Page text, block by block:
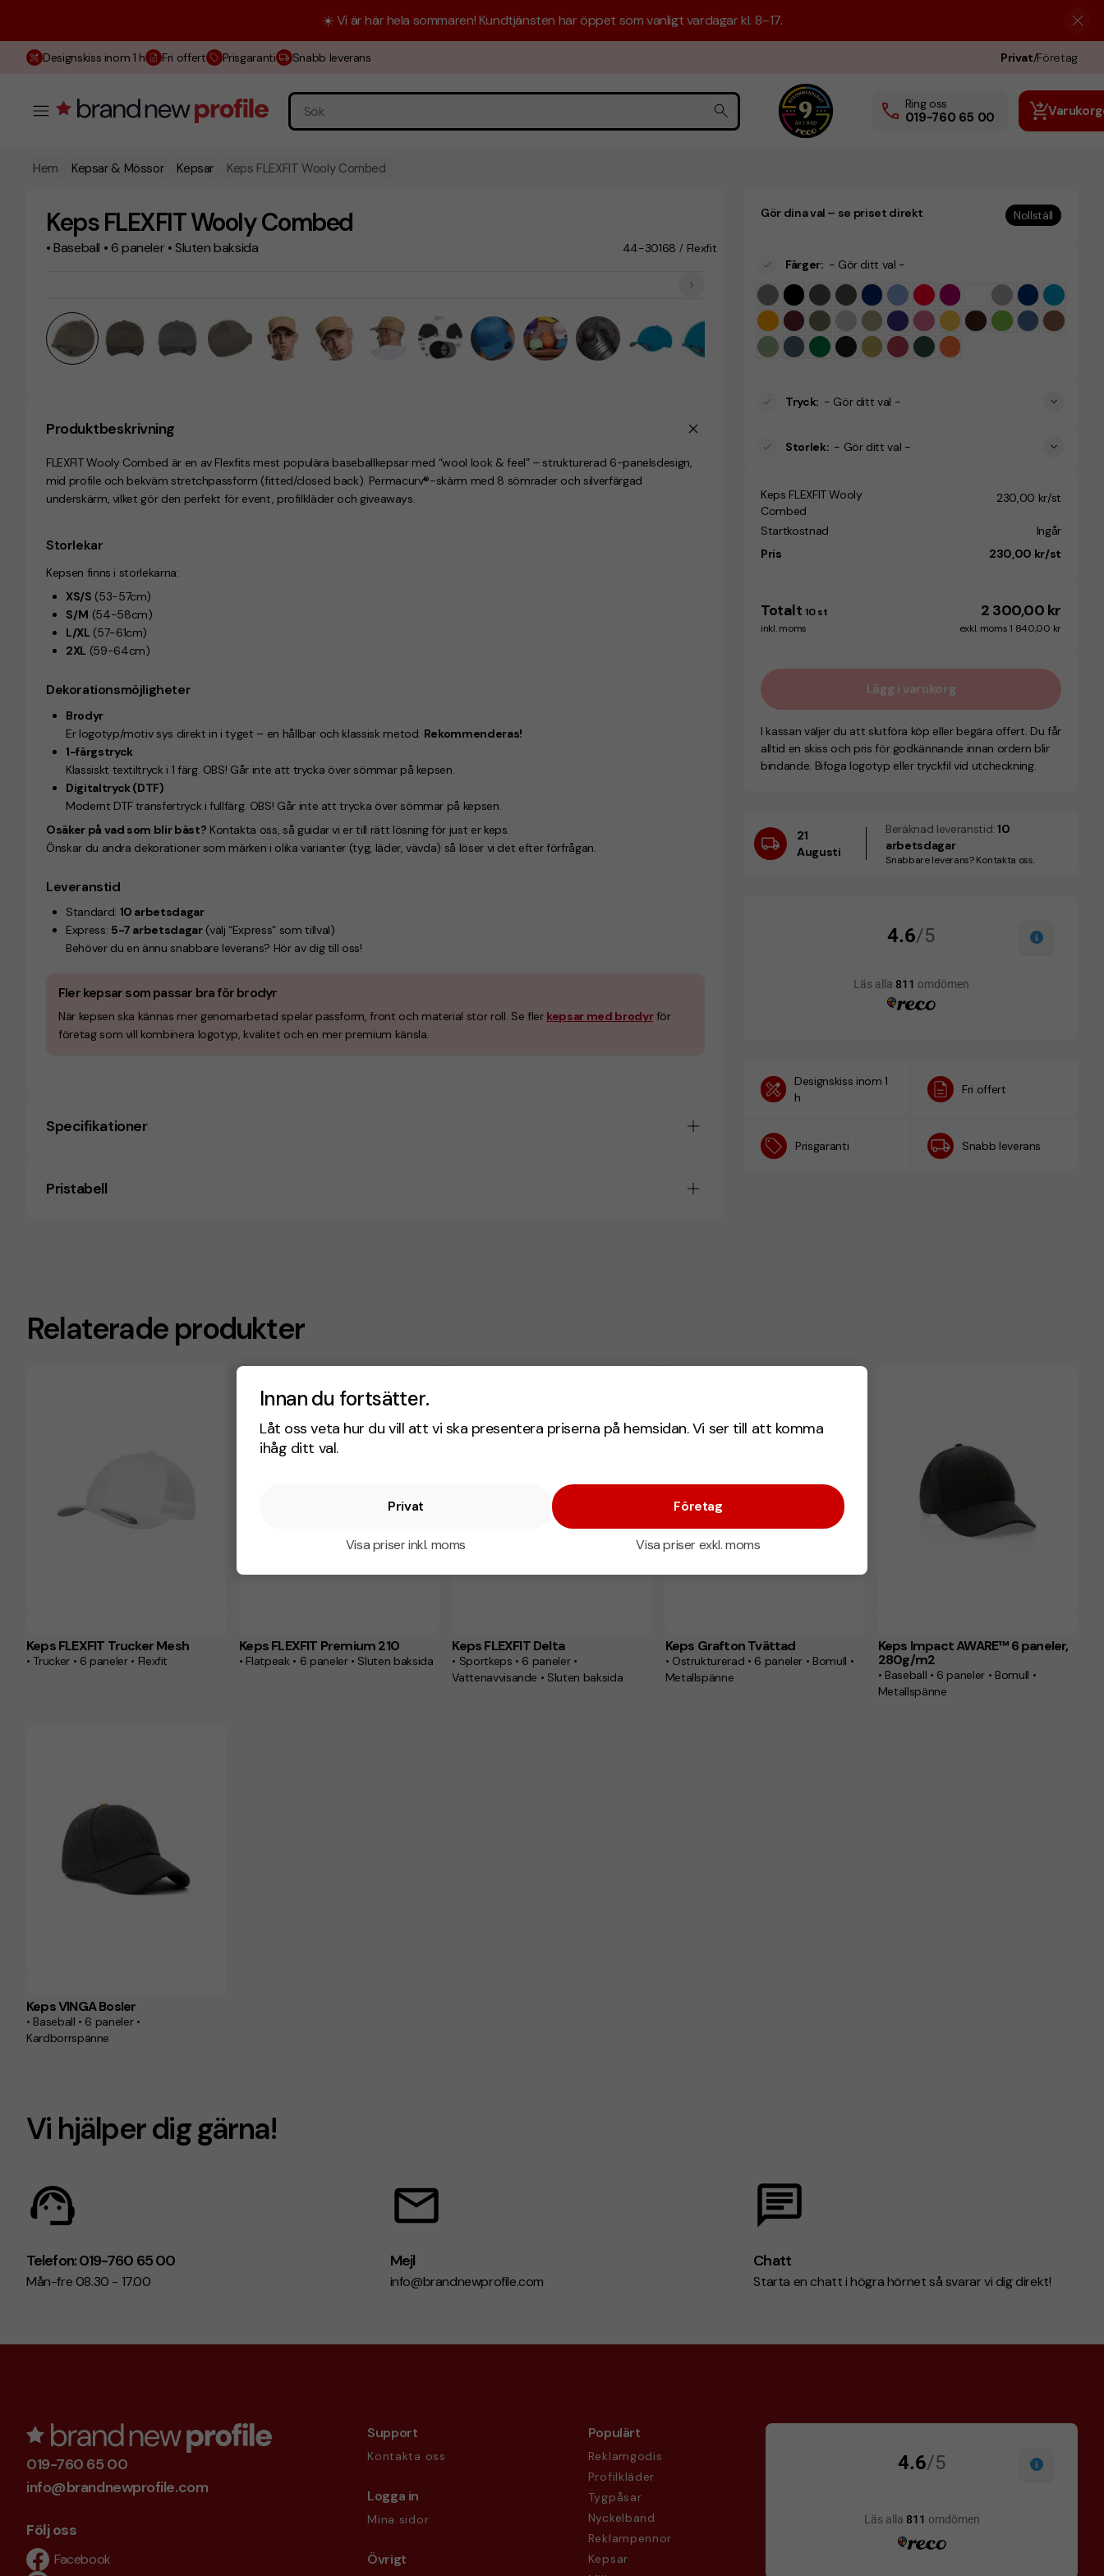
Innan du fortsätter.
Låt oss veta hur du vill att vi ska presentera priserna på hemsidan. Vi ser till att komma
ihåg ditt val.
Privat
Visa priser inkl. moms
Företag
Visa priser exkl. moms
☀️ Vi är här hela sommaren! Kundtjänsten har öppet som vanligt vardagar kl. 8–17.
Designskiss inom 1 h Fri offert Prisgaranti Snabb leverans Privat/Företag
Ring oss
019-760 65 00
Hem Kepsar & Mössor Kepsar Keps FLEXFIT Wooly Combed
Keps FLEXFIT Wooly Combed
• Baseball • 6 paneler • Sluten baksida 44-30168 / Flexfit
Produktbeskrivning
FLEXFIT Wooly Combed är en av Flexfits mest populära baseballkepsar med “wool look & feel” – strukturerad 6-panelsdesign,
mid profile och bekväm stretchpassform (fitted/closed back). Permacurv®-skärm med 8 sömrader och silverfärgad
underskärm, vilket gör den perfekt för event, profilkläder och giveaways.
Storlekar
Kepsen finns i storlekarna:
XS/S (53-57cm)
S/M (54-58cm)
L/XL (57-61cm)
2XL (59-64cm)
Dekorationsmöjligheter
Brodyr
Er logotyp/motiv sys direkt in i tyget – en hållbar och klassisk metod. Rekommenderas!
1-färgstryck
Klassiskt textiltryck i 1 färg. OBS! Går inte att trycka över sömmar på kepsen.
Digitaltryck (DTF)
Modernt DTF transfertryck i fullfärg. OBS! Går inte att trycka över sömmar på kepsen.
Osäker på vad som blir bäst? Kontakta oss, så guidar vi er till rätt lösning för just er keps.
Önskar du andra dekorationer som märken i olika varianter (tyg, läder, vävda) så löser vi det efter förfrågan.
Leveranstid
Standard: 10 arbetsdagar
Express: 5-7 arbetsdagar(välj “Express” som tillval)
Behöver du en ännu snabbare leverans? Hör av dig till oss!
Fler kepsar som passar bra för brodyr
När kepsen ska kännas mer genomarbetad spelar passform, front och material stor roll. Se fler kepsar med brodyrför
företag som vill kombinera logotyp, kvalitet och en mer premium känsla.
Specifikationer
Pristabell
Gör dina val – se priset direkt Nollställ
Färger: - Gör ditt val -
Tryck: - Gör ditt val -
Storlek: - Gör ditt val -
Keps FLEXFIT Wooly
Combed
230,00 kr/st
Startkostnad
Ingår
Pris
230,00 kr/st
Totalt 10 st 2 300,00 kr
inkl. moms exkl. moms 1 840,00 kr
Lägg i varukorg
I kassan väljer du att slutföra köp eller begära offert. Du får
alltid en skiss och pris för godkännande innan ordern blir
bindande. Bifoga logotyp eller tryckfil vid utcheckning.
21
Augusti
Beräknad leveranstid: 10
arbetsdagar
Snabbare leverans? Kontakta oss.
Designskiss inom 1
h
Fri offert
Prisgaranti Snabb leverans
Relaterade produkter
Keps FLEXFIT Trucker Mesh
• Trucker • 6 paneler • Flexfit
Keps FLEXFIT Premium 210
• Flatpeak • 6 paneler • Sluten baksida
Keps FLEXFIT Delta
• Sportkeps • 6 paneler •
Vattenavvisande • Sluten baksida
Keps Grafton Tvättad
• Ostrukturerad • 6 paneler • Bomull •
Metallspänne
Keps Impact AWARE™ 6 paneler,
280g/m2
• Baseball • 6 paneler • Bomull •
Metallspänne
Keps VINGA Bosler
• Baseball • 6 paneler •
Kardborrspänne
Vi hjälper dig gärna!
Telefon: 019-760 65 00
Mån-fre 08.30 - 17.00
Mejl
info@brandnewprofile.com
Chatt
Starta en chatt i högra hörnet så svarar vi dig direkt!
019-760 65 00
info@brandnewprofile.com
Följ oss
Facebook
Support
Kontakta oss
Logga in
Mina sidor
Övrigt
Populärt
Reklamgodis
Profilkläder
Tygpåsar
Nyckelband
Reklampennor
Kepsar